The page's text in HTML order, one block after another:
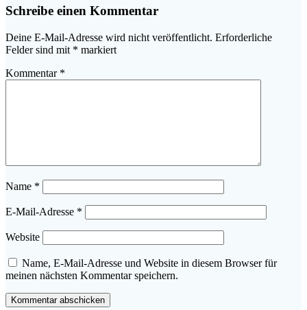
Schreibe einen Kommentar
Deine E-Mail-Adresse wird nicht veröffentlicht. Erforderliche
Felder sind mit * markiert
Kommentar *
Name *
E-Mail-Adresse *
Website
Name, E-Mail-Adresse und Website in diesem Browser für
meinen nächsten Kommentar speichern.